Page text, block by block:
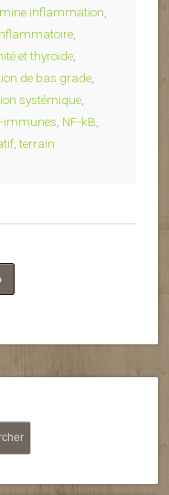
inflammation
et thyroïde
de bas grade
systémique
immunes NF-kB
,terrain